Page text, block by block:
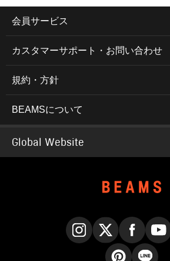
会員サービス
カスタマーサポート・お問い合わせ
規約・方針
BEAMSについて
Global Website